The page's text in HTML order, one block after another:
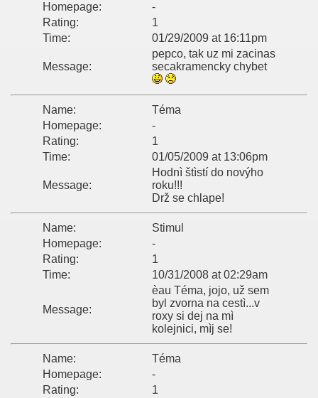
Homepage:
-
Rating:
1
Time:
01/29/2009 at 16:11pm
Message:
pepco, tak uz mi zacinas
secakramencky chybet
Name:
Téma
Homepage:
-
Rating:
1
Time:
01/05/2009 at 13:06pm
Message:
Hodnì štìstí do novýho
roku!!!
Drž se chlape!
Name:
Stimul
Homepage:
-
Rating:
1
Time:
10/31/2008 at 02:29am
Message:
èau Téma, jojo, už sem
byl zvorna na cestì...v
roxy si dej na mì
kolejnici, mìj se!
Name:
Téma
Homepage:
-
Rating:
1